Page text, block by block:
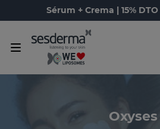
Sérum + Crema | 15%
Oxyses